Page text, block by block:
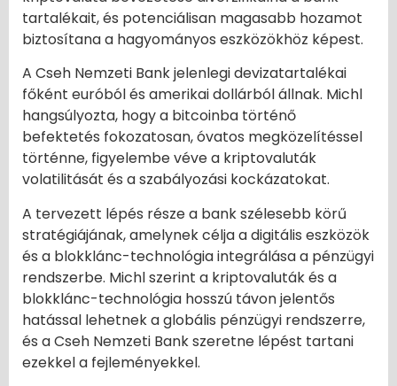
tartalékait, és potenciálisan magasabb hozamot
biztosítana a hagyományos eszközökhöz képest.
A Cseh Nemzeti Bank jelenlegi devizatartalékai
főként euróból és amerikai dollárból állnak. Michl
hangsúlyozta, hogy a bitcoinba történő
befektetés fokozatosan, óvatos megközelítéssel
történne, figyelembe véve a kriptovaluták
volatilitását és a szabályozási kockázatokat.
A tervezett lépés része a bank szélesebb körű
stratégiájának, amelynek célja a digitális eszközök
és a blokklánc-technológia integrálása a pénzügyi
rendszerbe. Michl szerint a kriptovaluták és a
blokklánc-technológia hosszú távon jelentős
hatással lehetnek a globális pénzügyi rendszerre,
és a Cseh Nemzeti Bank szeretne lépést tartani
ezekkel a fejleményekkel.